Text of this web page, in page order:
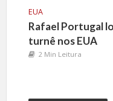
EUA
Rafael Portugal
turnê nos EUA
2 Min Leitura